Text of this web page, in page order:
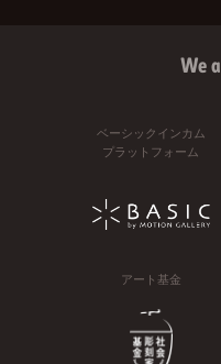
We
ベーシックインカム
プラットフォーム
アート基金